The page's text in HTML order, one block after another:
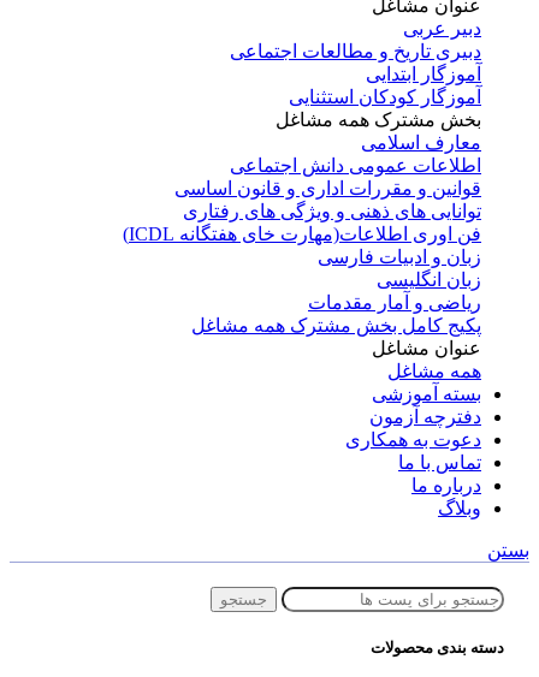
عنوان مشاغل
دبير عربی
دبیری تاریخ و مطالعات اجتماعی
آموزگار ابتدایی
آموزگار کودکان استثنایی
بخش مشترک همه مشاغل
معارف اسلامی
اطلاعات عمومی دانش اجتماعی
قوانین و مقررات اداری و قانون اساسی
توانایی های ذهنی و ویژگی های رفتاری
فن اوری اطلاعات(مهارت خای هفتگانه ICDL)
زبان و ادبیات فارسی
زبان انگلیسی
ریاضی و آمار مقدمات
پکیج کامل بخش مشترک همه مشاغل
عنوان مشاغل
همه مشاغل
بسته آموزشی
دفترچه آزمون
دعوت به همکاری
تماس با ما
درباره ما
وبلاگ
بستن
جستجو
دسته بندی محصولات